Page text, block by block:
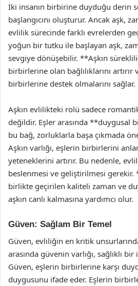
İki insanın birbirine duyduğu derin
başlangıcını oluşturur. Ancak aşk,
evlilik sürecinde farklı evrelerden
yoğun bir tutku ile başlayan aşk,
sevgiye dönüşebilir. **Aşkın
birbirlerine olan bağlılıklarını
birbirlerine destek olmalarını sağlar.
Aşkın evlilikteki rolü sadece
değildir. Eşler arasında **duygusal
bu bağ, zorluklarla başa çıkmada
Aşkın varlığı, eşlerin birbirlerini
yeteneklerini artırır. Bu nedenle,
beslenmesi ve geliştirilmesi
birlikte geçirilen kaliteli zaman ve
aşkın canlı kalmasına yardımcı olur.
Güven: Sağlam Bir Temel
Güven, evliliğin en kritik
arasında güvenin varlığı, sağlıklı
Güven, eşlerin birbirlerine karşı
duygusunu ifade eder. Eşlerin